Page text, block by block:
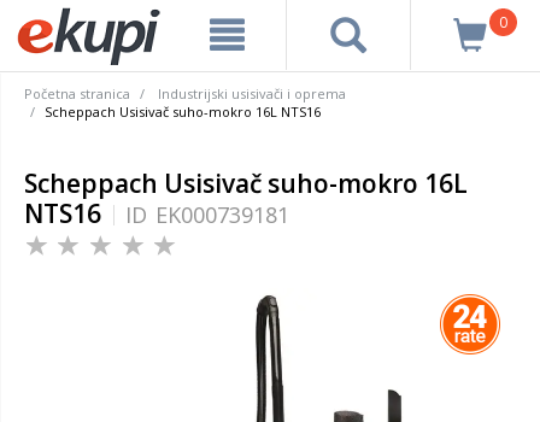
0
Početna stranica
Industrijski usisivači i oprema
Scheppach Usisivač suho-mokro 16L NTS16
Scheppach Usisivač suho-mokro 16L
NTS16
ID EK000739181